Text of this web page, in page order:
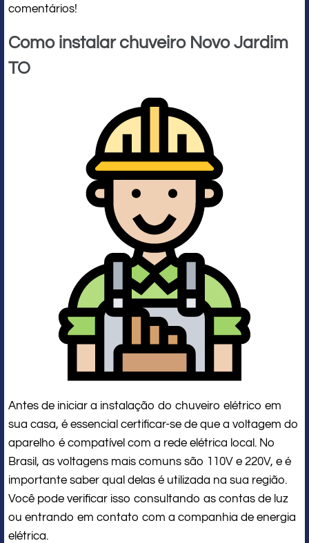
comentários!
Como instalar chuveiro Novo Jardim
TO
Antes de iniciar a instalação do chuveiro elétrico em
sua casa, é essencial certificar-se de que a voltagem do
aparelho é compatível com a rede elétrica local. No
Brasil, as voltagens mais comuns são 110V e 220V, e é
importante saber qual delas é utilizada na sua região.
Você pode verificar isso consultando as contas de luz
ou entrando em contato com a companhia de energia
elétrica.